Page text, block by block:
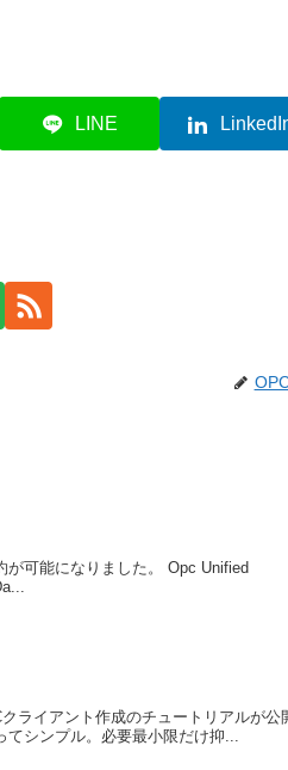
LINE
可能になりました。 Opc Unified
ライアント作成のチュートリアルが公
シンプル。必要最小限だけ抑...